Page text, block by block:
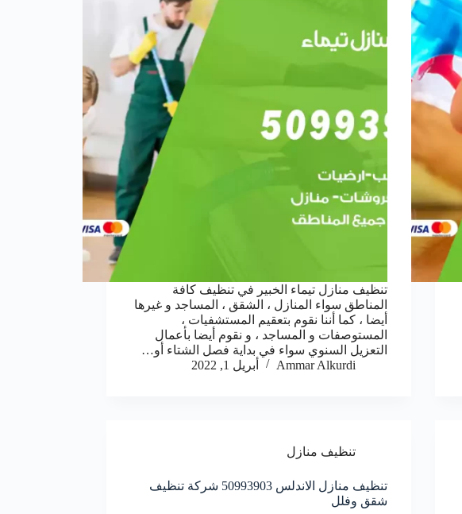
تنظيف منازل تيماء الخبير في تنظيف كافة
المناطق سواء المنازل ، الشقق ، المساجد و غيرها
أيضا ، كما أننا نقوم بتعقيم المستشفيات ،
المستوصفات و المساجد ، و نقوم أيضا بأعمال
التعزيل السنوي سواء في بداية فصل الشتاء أو…
Ammar Alkurdi
أبريل 1, 2022
تنظيف منازل
تنظيف منازل الاندلس 50993903‬ شركة تنظيف
شقق وفلل